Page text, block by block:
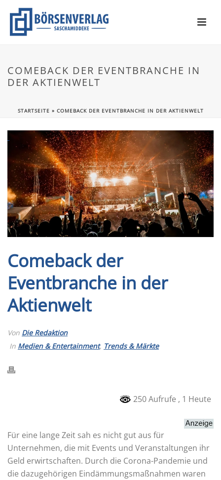
COMEBACK DER EVENTBRANCHE IN
DER AKTIENWELT
STARTSEITE » COMEBACK DER EVENTBRANCHE IN DER AKTIENWELT
Comeback der
Eventbranche in der
Aktienwelt
Von Die Redaktion
In Medien & Entertainment, Trends & Märkte
250 Aufrufe , 1 Heute
Für eine lange Zeit sah es nicht gut aus für
Unternehmen, die mit Events und Veranstaltungen ihr
Geld erwirtschaften. Durch die Corona-Pandemie und
die dazugehörigen Eindämmungsmaßnahmen waren